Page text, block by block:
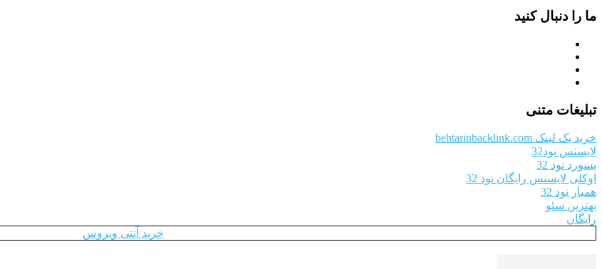
ما را دنبال کنید
تبلیغات متنی
خرید بک لینک behtarinbacklink.com
لایسنس نود32
پسورد نود 32
اوکلی لایسنس رایگان نود 32
همیار نود 32
بهترین سئو
رایگان
خرید آنتی ویروس